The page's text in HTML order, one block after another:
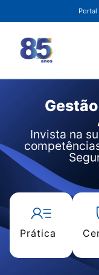
Invista na
Prática